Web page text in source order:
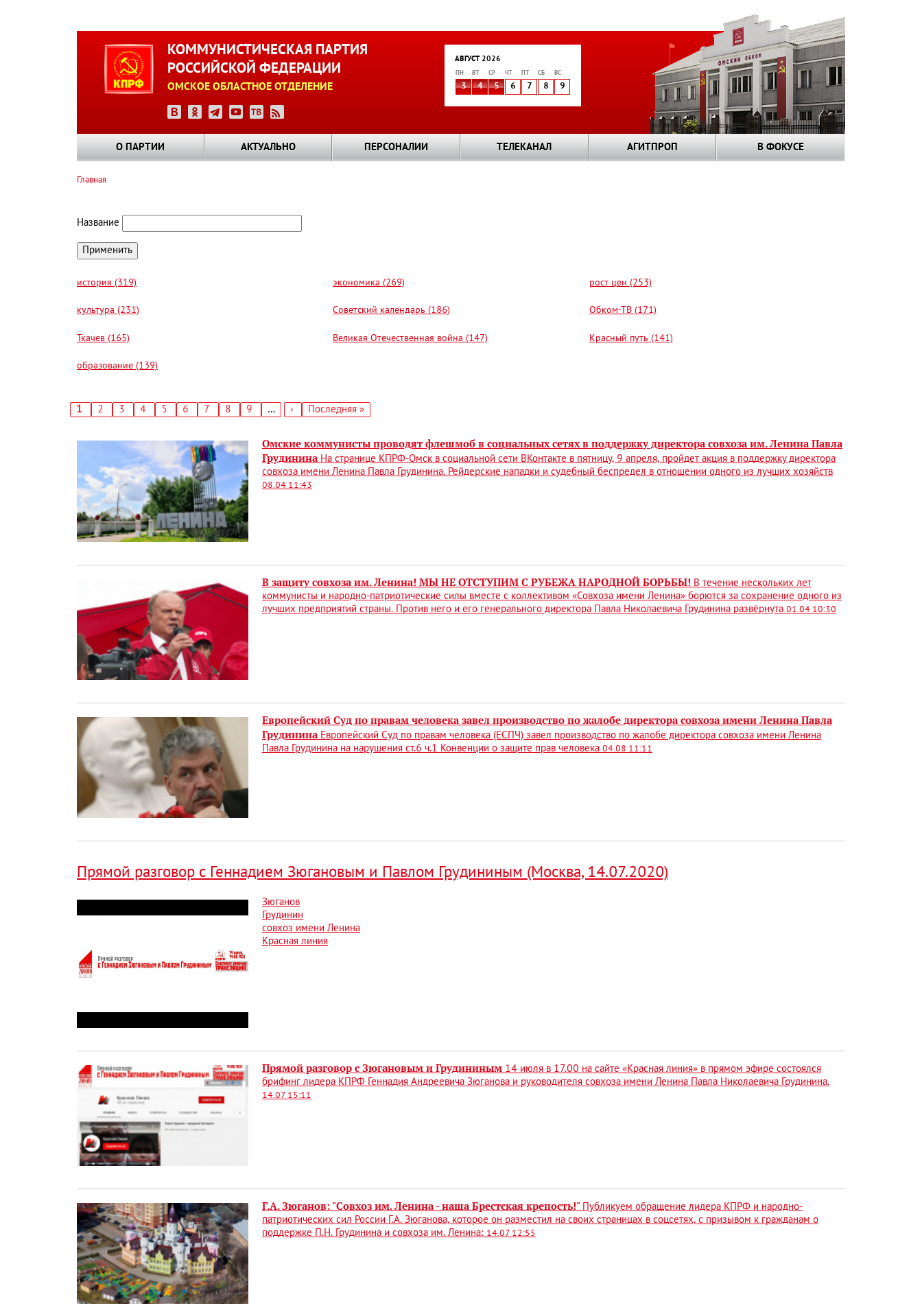
КОММУНИСТИЧЕСКАЯ ПАРТИЯ
РОССИЙСКОЙ ФЕДЕРАЦИИ
ОМСКОЕ ОБЛАСТНОЕ ОТДЕЛЕНИЕ
АВГУСТ 2026
ПН ВТ СР ЧТ СБ ВС
3 4 5 6 7 8 9
О ПАРТИИ АКТУАЛЬНО ПЕРСОНАЛИИ ТЕЛЕКАНАЛ АГИТПРОП В ФОКУСЕ
Главная
Название
история (319) экономика (269) рост цен (253)
культура (231) Советский календарь (186) Обком-ТВ (171)
Ткачев (165) Великая Отечественная война (147) Красный путь (141)
образование (139)
Текущая
1 Страница
2 Страница
3 Страница
4 Страница
5 Страница
6 Страница
7 Страница
8 Страница
9 …
Следующая
›
Последняя
Последняя »
Омские коммунисты проводят флешмоб в социальных сетях в поддержку директора совхоза им. Ленина Павла
Грудинина На странице КПРФ-Омск в социальной сети ВКонтакте в пятницу, 9 апреля, пройдет акция в поддержку директора
совхоза имени Ленина Павла Грудинина. Рейдерские нападки и судебный беспредел в отношении одного из лучших хозяйств
08.04 11:43
В защиту совхоза им. Ленина! МЫ НЕ ОТСТУПИМ С РУБЕЖА НАРОДНОЙ БОРЬБЫ! В течение нескольких лет
коммунисты и народно-патриотические силы вместе с коллективом «Совхоза имени Ленина» борются за сохранение одного из
лучших предприятий страны. Против него и его генерального директора Павла Николаевича Грудинина развёрнута 01.04 10:30
Европейский Суд по правам человека завел производство по жалобе директора совхоза имени Ленина Павла
Грудинина Европейский Суд по правам человека (ЕСПЧ) завел производство по жалобе директора совхоза имени Ленина
Павла Грудинина на нарушения ст.6 ч.1 Конвенции о защите прав человека 04.08 11:11
Прямой разговор с Геннадием Зюгановым и Павлом Грудининым (Москва, 14.07.2020)
Зюганов
Грудинин
совхоз имени Ленина
Красная линия
Прямой разговор с Зюгановым и Грудининым 14 июля в 17.00 на сайте «Красная линия» в прямом эфире состоялся
брифинг лидера КПРФ Геннадия Андреевича Зюганова и руководителя совхоза имени Ленина Павла Николаевича Грудинина.
14.07 15:11
Г.А. Зюганов: "Совхоз им. Ленина - наша Брестская крепость!"
Публикуем обращение лидера КПРФ и народно-
патриотических сил России Г.А. Зюганова, которое он разместил на своих страницах в соцсетях, с призывом к гражданам о
поддержке П.Н. Грудинина и совхоза им. Ленина: 14.07 12:55